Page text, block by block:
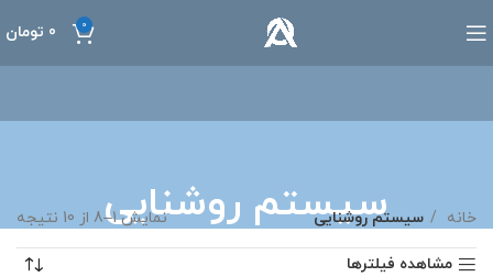
0
0 تومان
سیستم روشنایی خانه سیستم روشنایی نمایش 1–8 از 10 نتیجه
مشاهده فیلترها